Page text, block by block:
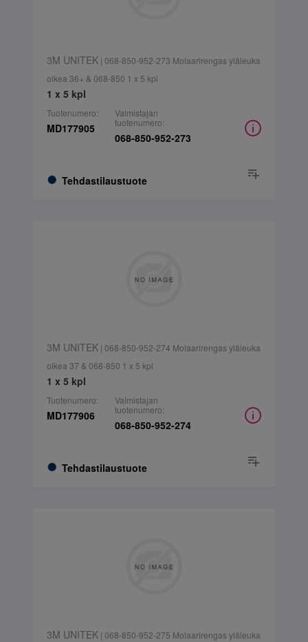
3M UNITEK| 068-850-952-273 Molaarirengas yläleuka
oikea 36+ & 068-850 1 x 5 kpl
1 x 5 kpl
Tuotenumero:
MD177905
Tehdastilaustuote
Valmistajan
tuotenumero:
068-850-952-273
3M UNITEK| 068-850-952-274 Molaarirengas yläleuka
oikea 37 & 068-850 1 x 5 kpl
1 x 5 kpl
Tuotenumero:
MD177906
Tehdastilaustuote
Valmistajan
tuotenumero:
068-850-952-274
3M UNITEK| 068-850-952-275 Molaarirengas yläleuka